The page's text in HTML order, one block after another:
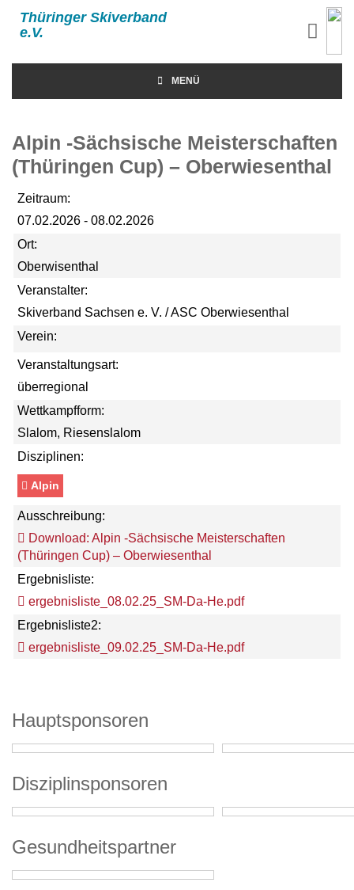
Thüringer Skiverband
e.V.
MENÜ
Alpin -Sächsische Meisterschaften
(Thüringen Cup) – Oberwiesenthal
Zeitraum:
07.02.2026 - 08.02.2026
Ort:
Oberwisenthal
Veranstalter:
Skiverband Sachsen e. V. / ASC Oberwiesenthal
Verein:
Veranstaltungsart:
überregional
Wettkampfform:
Slalom, Riesenslalom
Disziplinen:
Alpin
Ausschreibung:
Download: Alpin -Sächsische Meisterschaften
(Thüringen Cup) – Oberwiesenthal
Ergebnisliste:
ergebnisliste_08.02.25_SM-Da-He.pdf
Ergebnisliste2:
ergebnisliste_09.02.25_SM-Da-He.pdf
Hauptsponsoren
Disziplinsponsoren
Gesundheitspartner